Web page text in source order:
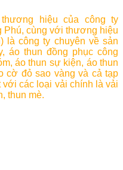
hiệu của công ty
Phú, cùng với thương hiệu
là công ty chuyên về sản
áo thun đồng phục công
áo thun sự kiện, áo thun
cờ đỏ sao vàng và cả tạp
các loại vải chính là vải
thun mè.